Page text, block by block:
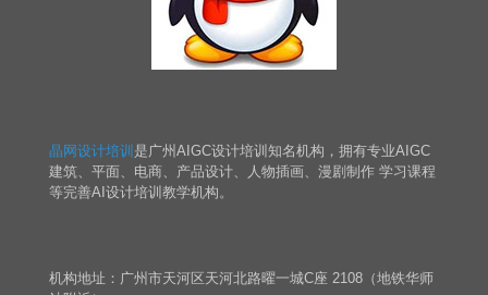
晶网设计培训 是广州AIGC设计培训知名机构，拥有专业AIGC
建筑、平面、电商、产品设计、人物插画、漫剧制作 学习课程
等完善AI设计培训教学机构。
机构地址：广州市天河区天河北路曜一城C座 2108（地铁华师